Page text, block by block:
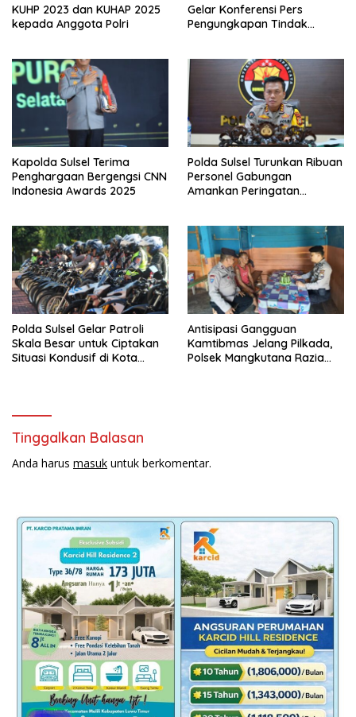
KUHP 2023 dan KUHAP 2025
kepada Anggota Polri
Gelar Konferensi Pers
Pengungkapan Tindak
Kapolda Sulsel Terima
Penghargaan Bergengsi CNN
Indonesia Awards 2025
Polda Sulsel Turunkan Ribuan
Personel Gabungan
Amankan Peringatan
Polda Sulsel Gelar Patroli
Skala Besar untuk Ciptakan
Situasi Kondusif di Kota
Antisipasi Gangguan
Kamtibmas Jelang Pilkada,
Polsek Mangkutana Razia
Tinggalkan Balasan
Anda harus masuk untuk berkomentar.